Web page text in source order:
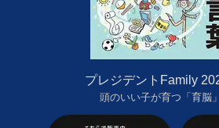
プレジデントFamily
頭のいい子が育つ「育脳